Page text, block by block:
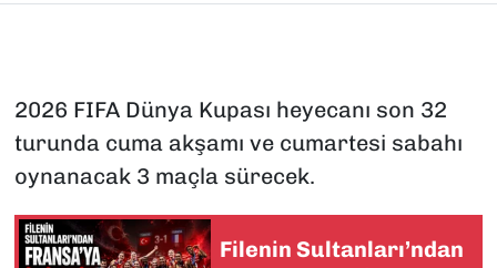
2026 FIFA Dünya Kupası heyecanı son 32
turunda cuma akşamı ve cumartesi sabahı
oynanacak 3 maçla sürecek.
Filenin Sultanları’ndan